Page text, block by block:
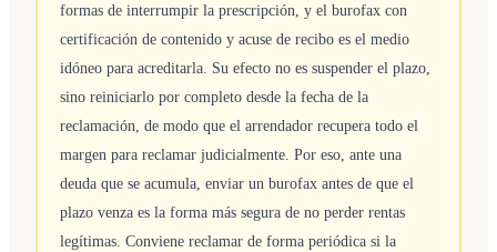
formas de interrumpir la prescripción, y el burofax con
certificación de contenido y acuse de recibo es el medio
idóneo para acreditarla. Su efecto no es suspender el plazo,
sino reiniciarlo por completo desde la fecha de la
reclamación, de modo que el arrendador recupera todo el
margen para reclamar judicialmente. Por eso, ante una
deuda que se acumula, enviar un burofax antes de que el
plazo venza es la forma más segura de no perder rentas
legítimas. Conviene reclamar de forma periódica si la